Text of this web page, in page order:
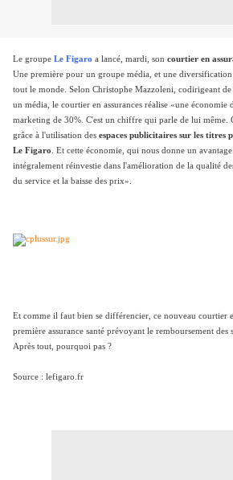
Le groupe Le Figaro a lancé, mardi, son courtier en
Une première pour un groupe média, et une
tout le monde. Selon Christophe Mazzoleni, codirigeant de
un média, le courtier en assurances réalise «une économie
marketing de 30%. C'est un chiffre qui parle de lui même.
grâce à l'utilisation des espaces publicitaires sur les titres
Le Figaro . Et cette économie, qui nous donne un
intégralement réinvestie dans l'amélioration de la qualité
du service et la baisse des prix».
Et comme il faut bien se différencier, ce nouveau courtier
première assurance santé prévoyant le remboursement des
Après tout, pourquoi pas ?
Source : lefigaro.fr